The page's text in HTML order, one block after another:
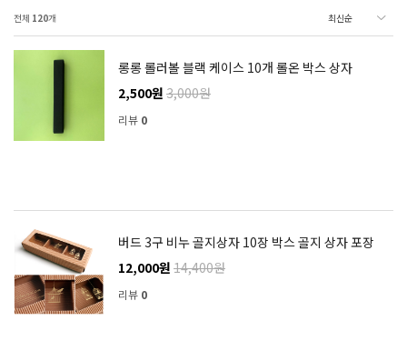
전체 120개
롱롱 롤러볼 블랙 케이스 10개 롤온 박스 상자
2,500원 3,000원
리뷰 0
버드 3구 비누 골지상자 10장 박스 골지 상자 포장
12,000원 14,400원
리뷰 0